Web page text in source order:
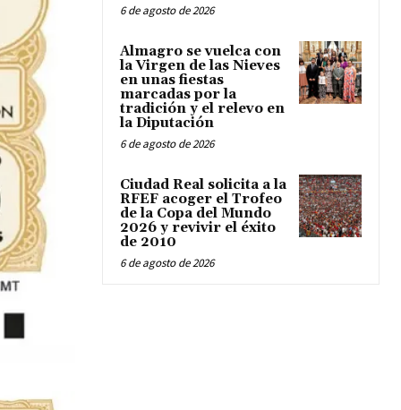
6 de agosto de 2026
Almagro se vuelca con
la Virgen de las Nieves
en unas fiestas
marcadas por la
tradición y el relevo en
la Diputación
6 de agosto de 2026
Ciudad Real solicita a la
RFEF acoger el Trofeo
de la Copa del Mundo
2026 y revivir el éxito
de 2010
6 de agosto de 2026